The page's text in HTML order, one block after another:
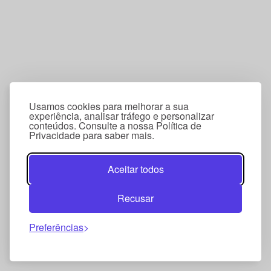
Usamos cookies para melhorar a sua
experiência, analisar tráfego e personalizar
conteúdos. Consulte a nossa Política de
Privacidade para saber mais.
Aceitar todos
Recusar
Preferências